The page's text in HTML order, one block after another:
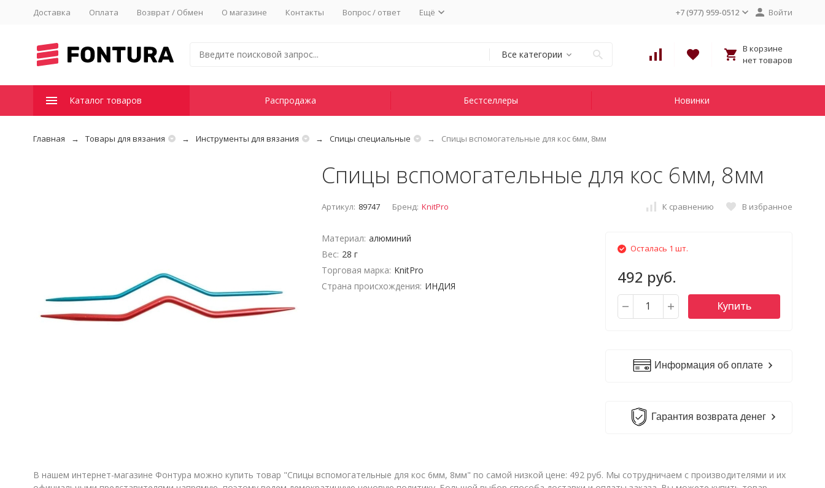
Доставка Оплата Возврат / Обмен О магазине Контакты Вопрос / ответ Ещё +7 (977) 959-0512 Войти
Все категории
В корзине
нет товаров
Каталог товаров Распродажа Бестселлеры Новинки
Главная Товары для вязания Инструменты для вязания Спицы специальные Спицы вспомогательные для кос 6мм, 8мм
Спицы вспомогательные для кос 6мм, 8мм
Артикул: 89747 Бренд: KnitPro К сравнению В избранное
Материал: алюминий
Вес: 28 г
Торговая марка: KnitPro
Страна происхождения: ИНДИЯ
Осталась 1 шт.
492 руб.
Купить
Информация об оплате
Гарантия возврата денег
В нашем интернет-магазине Фонтура можно купить товар "Спицы вспомогательные для кос 6мм, 8мм" по самой низкой цене: 492 руб. Мы сотрудничаем с производителями и их